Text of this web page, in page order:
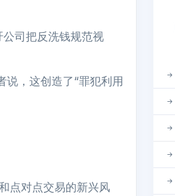
司把反洗钱规范视
说，这创造了“罪犯利用
点对点交易的新兴风